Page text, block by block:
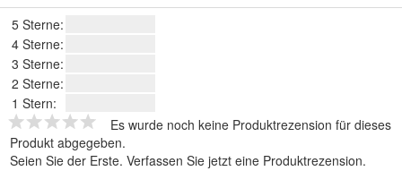
5 Sterne:
4 Sterne:
3 Sterne:
2 Sterne:
1 Stern:
Es wurde noch keine Produktrezension für dieses
Produkt abgegeben.
Seien Sie der Erste. Verfassen Sie jetzt eine Produktrezension.